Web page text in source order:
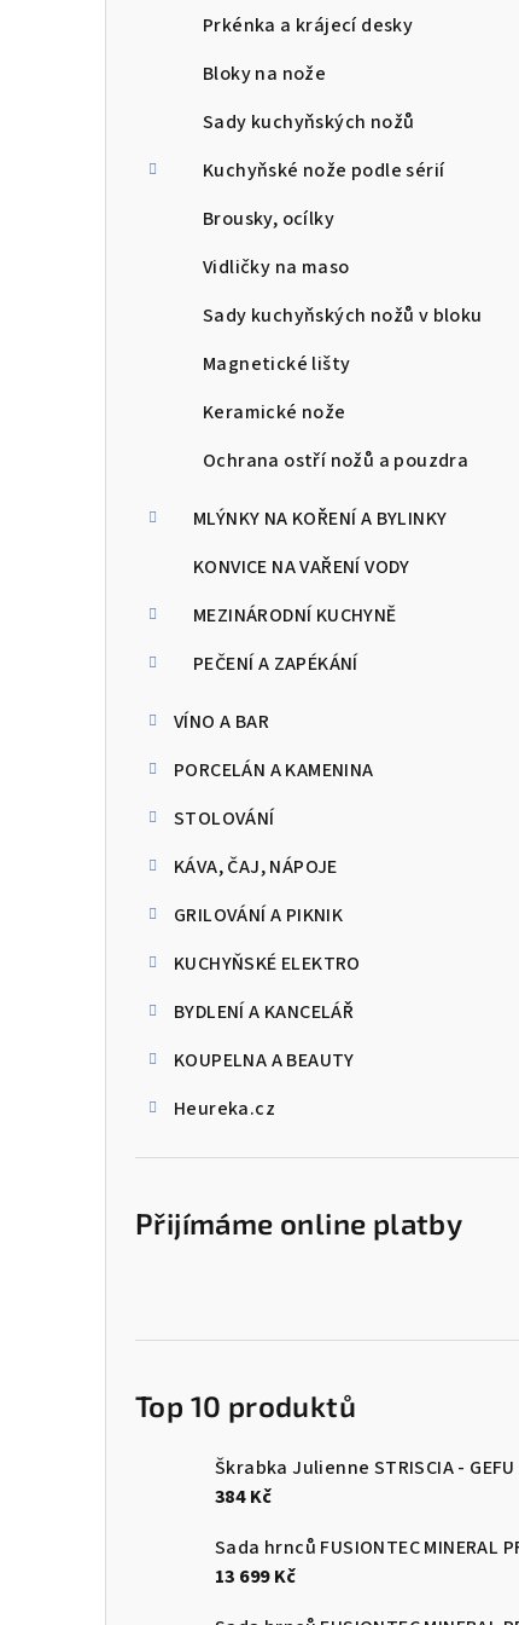
Prkénka a krájecí desky
Bloky na nože
Sady kuchyňských nožů
Kuchyňské nože podle sérií
Brousky, ocílky
Vidličky na maso
Sady kuchyňských nožů v bloku
Magnetické lišty
Keramické nože
Ochrana ostří nožů a pouzdra
MLÝNKY NA KOŘENÍ A BYLINKY
KONVICE NA VAŘENÍ VODY
MEZINÁRODNÍ KUCHYNĚ
PEČENÍ A ZAPÉKÁNÍ
VÍNO A BAR
PORCELÁN A KAMENINA
STOLOVÁNÍ
KÁVA, ČAJ, NÁPOJE
GRILOVÁNÍ A PIKNIK
KUCHYŇSKÉ ELEKTRO
BYDLENÍ A KANCELÁŘ
KOUPELNA A BEAUTY
Heureka.cz
Přijímáme online platby
Top 10 produktů
384 Kč
13 699 Kč